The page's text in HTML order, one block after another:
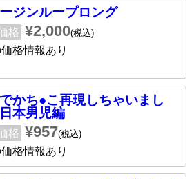
ジンループロング
格 ¥2,000(税込)
格情報あり
かち●こ再現しちゃいまし
本男児編
格 ¥957(税込)
格情報あり